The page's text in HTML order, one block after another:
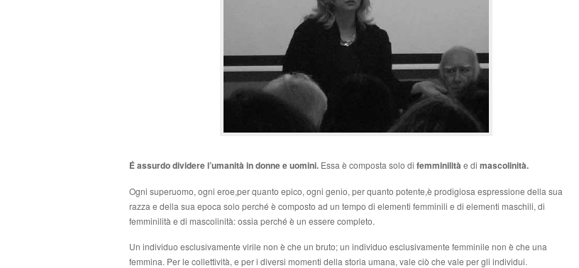
É assurdo dividere l’umanità in donne e uomini. Essa è composta solo di femminilità e di mascolinità.
Ogni superuomo, ogni eroe,per quanto epico, ogni genio, per quanto potente,è prodigiosa espressione della sua
razza e della sua epoca solo perché è composto ad un tempo di elementi femminili e di elementi maschili, di
femminilità e di mascolinità: ossia perché è un essere completo.
Un individuo esclusivamente virile non è che un bruto; un individuo esclusivamente femminile non è che una
femmina. Per le collettività, e per i diversi momenti della storia umana, vale ciò che vale per gli individui.